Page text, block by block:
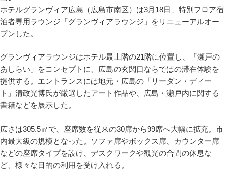
ホテルグランヴィア広島（広島市南区）は3月18日、特別フロア宿
泊者専用ラウンジ「グランヴィアラウンジ」をリニューアルオー
プンした。
グランヴィアラウンジはホテル最上階の21階に位置し、「瀬戸の
あしらい」をコンセプトに、広島の玄関口ならではの滞在体験を
提供する。エントランスには地元・広島の「リーダン・ディー
ト」清政光博氏が厳選したアート作品や、広島・瀬戸内に関する
書籍などを展示した。
広さは305.5㎡で、座席数を従来の30席から99席へ大幅に拡充。市
内最大級の規模となった。ソファ席やボックス席、カウンター席
などの座席タイプを設け、デスクワークや観光の合間の休息な
ど、様々な目的の利用を受け入れる。